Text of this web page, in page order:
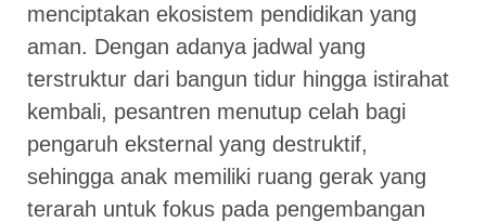
menciptakan ekosistem pendidikan yang
aman. Dengan adanya jadwal yang
terstruktur dari bangun tidur hingga istirahat
kembali, pesantren menutup celah bagi
pengaruh eksternal yang destruktif,
sehingga anak memiliki ruang gerak yang
terarah untuk fokus pada pengembangan